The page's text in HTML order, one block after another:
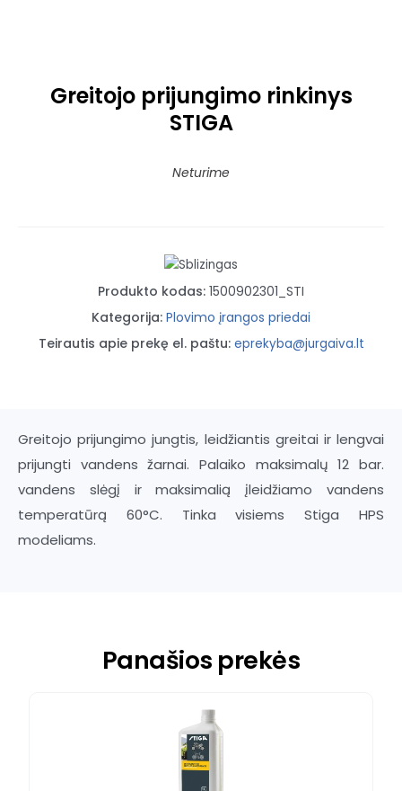
Greitojo prijungimo rinkinys
STIGA
Neturime
Produkto kodas: 1500902301_STI
Kategorija: Plovimo įrangos priedai
Teirautis apie prekę el. paštu: eprekyba@jurgaiva.lt
Greitojo prijungimo jungtis, leidžiantis greitai ir lengvai
prijungti vandens žarnai. Palaiko maksimalų 12 bar.
vandens slėgį ir maksimalią įleidžiamo vandens
temperatūrą 60°C. Tinka visiems Stiga HPS
modeliams.
Panašios prekės